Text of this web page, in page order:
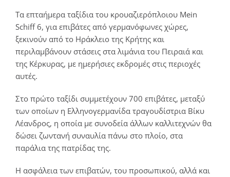
Τα επταήμερα ταξίδια του κρουαζιερόπλοιου Mein
Schiff 6, για επιβάτες από γερμανόφωνες χώρες,
ξεκινούν από το Ηράκλειο της Κρήτης και
περιλαμβάνουν στάσεις στα λιμάνια του Πειραιά και
της Κέρκυρας, με ημερήσιες εκδρομές στις περιοχές
αυτές.
Στο πρώτο ταξίδι συμμετέχουν 700 επιβάτες, μεταξύ
των οποίων η Ελληνογερμανίδα τραγουδίστρια Βίκυ
Λέανδρος, η οποία με συνοδεία άλλων καλλιτεχνών θα
δώσει ζωντανή συναυλία πάνω στο πλοίο, στα
παράλια της πατρίδας της.
Η ασφάλεια των επιβατών, του προσωπικού, αλλά και